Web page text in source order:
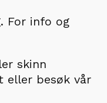
For info og
skinn
eller besøk vår